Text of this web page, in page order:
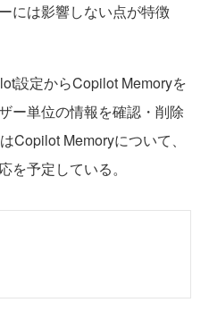
には影響しない点が特徴
設定からCopilot Memoryを
ー単位の情報を確認・削除
Copilot Memoryについて、
を予定している。